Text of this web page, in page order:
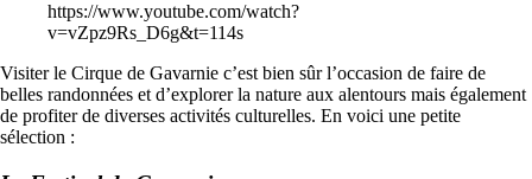
https://www.youtube.com/watch?
v=vZpz9Rs_D6g&t=114s
Visiter le Cirque de Gavarnie c’est bien sûr l’occasion de faire de
belles randonnées et d’explorer la nature aux alentours mais également
de profiter de diverses activités culturelles. En voici une petite
sélection :